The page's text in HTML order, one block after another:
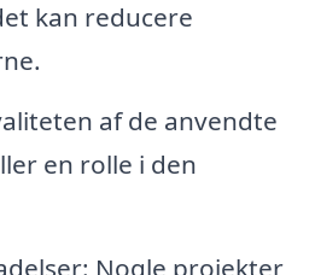
kan reducere
af de anvendte
en rolle i den
Nogle projekter